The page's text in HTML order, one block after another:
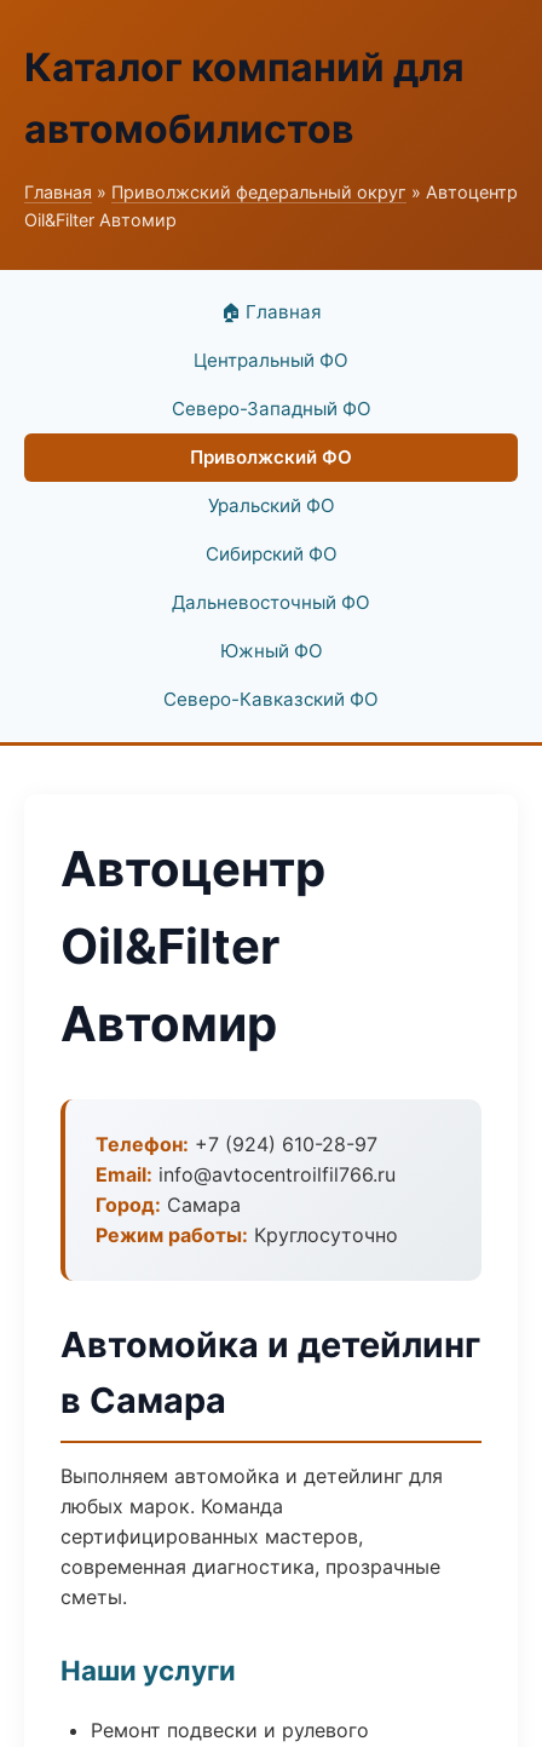
Каталог компаний для
автомобилистов
Главная » Приволжский федеральный округ » Автоцентр
Oil&Filter Автомир
🏠 Главная
Центральный ФО
Северо-Западный ФО
Приволжский ФО
Уральский ФО
Сибирский ФО
Дальневосточный ФО
Южный ФО
Северо-Кавказский ФО
Автоцентр
Oil&Filter
Автомир
Телефон: +7 (924) 610-28-97
Email: info@avtocentroilfil766.ru
Город: Самара
Режим работы: Круглосуточно
Автомойка и детейлинг
в Самара
Выполняем автомойка и детейлинг для
любых марок. Команда
сертифицированных мастеров,
современная диагностика, прозрачные
сметы.
Наши услуги
Ремонт подвески и рулевого